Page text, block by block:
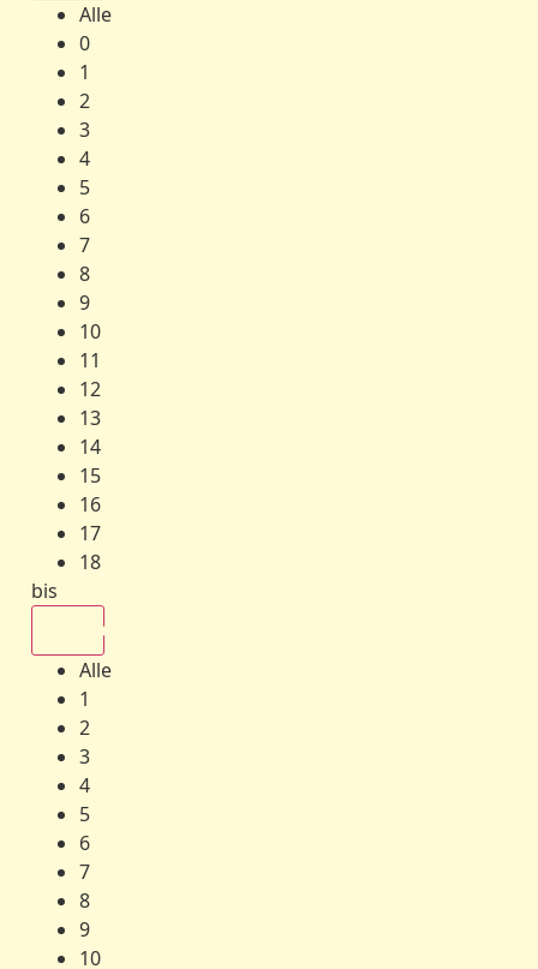
Alle
0
1
2
3
4
5
6
7
8
9
10
11
12
13
14
15
16
17
18
bis
Alle
1
2
3
4
5
6
7
8
9
10